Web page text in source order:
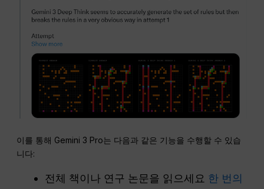
이를 통해 Gemini 3 Pro는 다음과 같은 기능을 수행할 수 있습
니다:
전체 책이나 연구 논문을 읽으세요 한 번의